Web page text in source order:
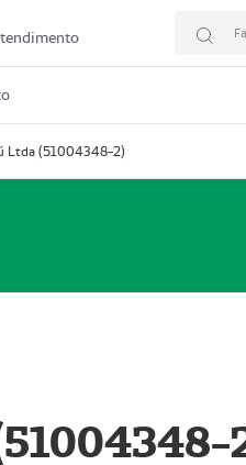
Ltda (51004348-2)